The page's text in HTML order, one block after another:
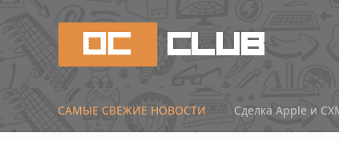
САМЫЕ СВЕЖИЕ НОВОСТИ